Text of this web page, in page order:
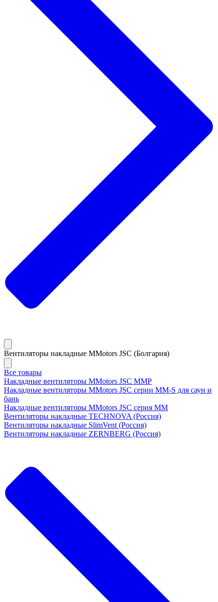
Вентиляторы накладные MMotors JSC (Болгария)
Все товары
Накладные вентиляторы MMotors JSC MMP
Накладные вентиляторы MMotors JSC серии MM-S для саун и
бань
Накладные вентиляторы MMotors JSC серия МM
Вентиляторы накладные TECHNOVA (Россия)
Вентиляторы накладные SlimVent (Россия)
Вентиляторы накладные ZERNBERG (Россия)